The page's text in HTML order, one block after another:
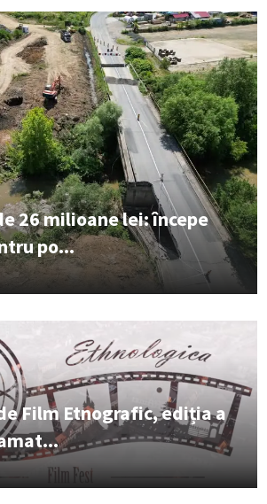
26 milioane lei: începe
po...
Film Etnografic, ediția a